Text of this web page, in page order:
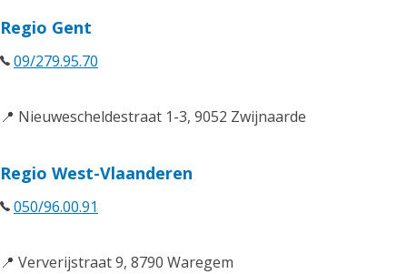
Regio Gent
09/279.95.70
📍 Nieuwescheldestraat 1-3, 9052 Zwijnaarde
Regio West-Vlaanderen
050/96.00.91
📍 Ververijstraat 9, 8790 Waregem